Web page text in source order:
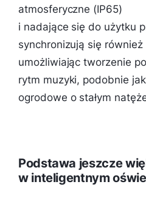
atmosferyczne (IP65)
i nadające się do użytku
synchronizują się
umożliwiając tworzenie
rytm muzyki, podobnie
ogrodowe o stałym
Podstawa jeszcze
w inteligentnym